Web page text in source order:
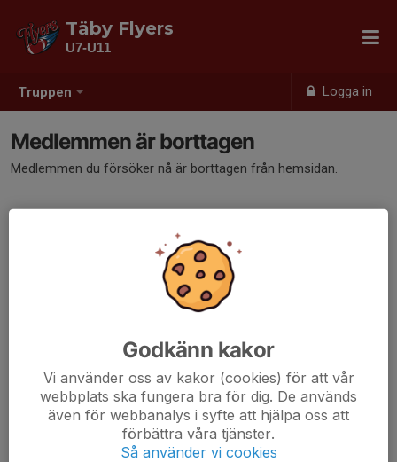
Truppen Logga in
Täby Flyers
U7-U11
Medlemmen är borttagen
Medlemmen du försöker nå är borttagen från hemsidan.
Godkänn kakor
Vi använder oss av kakor (cookies) för att vår
webbplats ska fungera bra för dig. De används
även för webbanalys i syfte att hjälpa oss att
förbättra våra tjänster.
Så använder vi cookies